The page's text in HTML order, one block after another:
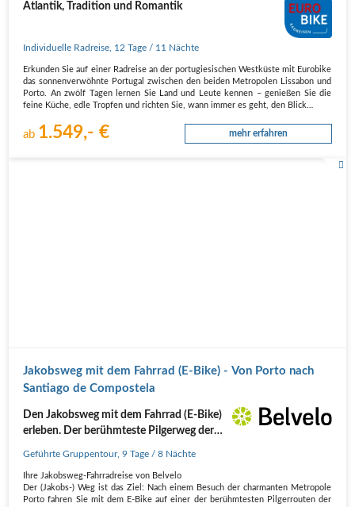
Atlantik, Tradition und Romantik
Individuelle Radreise 12 Tage / 11 Nächte
Erkunden Sie auf einer Radreise an der portugiesischen Westküste mit Eurobike
das sonnenverwöhnte Portugal zwischen den beiden Metropolen Lissabon und
Porto. An zwölf Tagen lernen Sie Land und Leute kennen – genießen Sie die
feine Küche, edle Tropfen und richten Sie, wann immer es geht, den Blick…
ab 1.549,- € mehr erfahren
Jakobsweg mit dem Fahrrad (E-Bike) - Von Porto nach
Santiago de Compostela
Den Jakobsweg mit dem Fahrrad (E-Bike)
erleben. Der berühmteste Pilgerweg der
Geführte Gruppentour,9 Tage/ 8 Nächte
Ihre Jakobsweg-Fahrradreise von Belvelo
Der (Jakobs-) Weg ist das Ziel: Nach einem Besuch der charmanten Metropole
Porto fahren Sie mit dem E-Bike auf einer der berühmtesten Pilgerrouten der